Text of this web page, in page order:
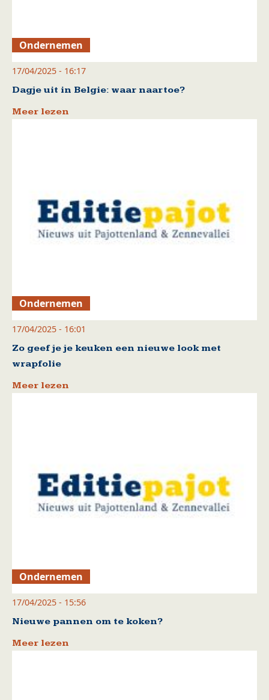
Ondernemen
17/04/2025 - 16:17
Dagje uit in Belgie: waar naartoe?
Meer lezen
Ondernemen
17/04/2025 - 16:01
Zo geef je je keuken een nieuwe look met
wrapfolie
Meer lezen
Ondernemen
17/04/2025 - 15:56
Nieuwe pannen om te koken?
Meer lezen